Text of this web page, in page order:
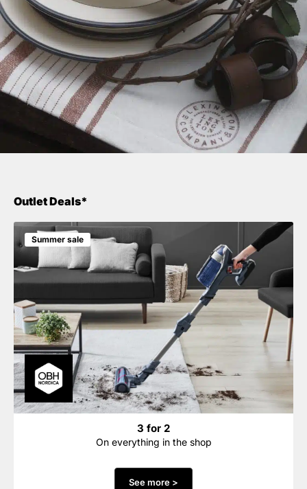
Outlet Deals*
Summer sale
3 for 2
On everything in the shop
See more >